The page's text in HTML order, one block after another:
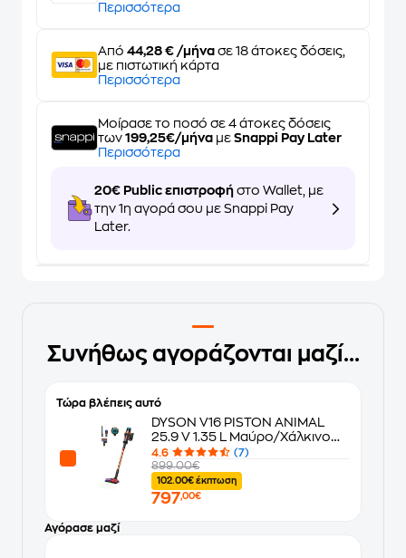
Περισσότερα
Από 44,28 € /μήνα σε 18 άτοκες δόσεις,
με πιστωτική κάρτα
Περισσότερα
Μοίρασε το ποσό σε 4 άτοκες δόσεις
των 199,25€/μήνα με Snappi Pay Later
Περισσότερα
20€ Public επιστροφή στο Wallet, με
την 1η αγορά σου με Snappi Pay
Later.
Συνήθως αγοράζονται μαζί...
Τώρα βλέπεις αυτό
DYSON V16 PISTON ANIMAL
25.9 V 1.35 L Μαύρο/Χάλκινο
Σκούπα Stick
4.6
(7)
899.00€
102.00€ έκπτωση
797,00€
Αγόρασε μαζί